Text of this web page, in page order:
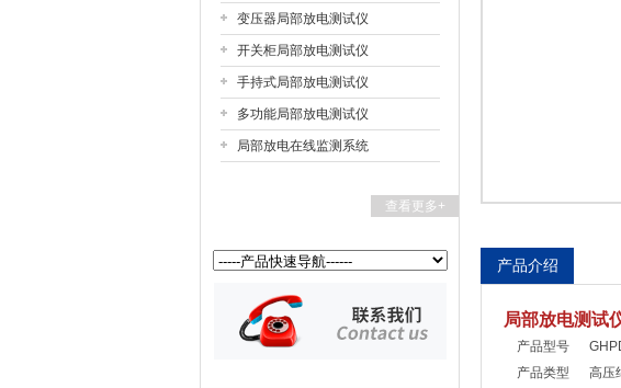
变压器局部放电测试仪
开关柜局部放电测试仪
手持式局部放电测试仪
多功能局部放电测试仪
局部放电在线监测系统
查看更多+
产品介绍
局部放电测试
产品型号
产品类型 高压